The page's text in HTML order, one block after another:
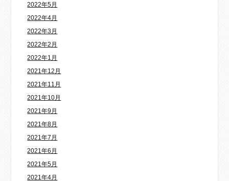
2022年5月
2022年4月
2022年3月
2022年2月
2022年1月
2021年12月
2021年11月
2021年10月
2021年9月
2021年8月
2021年7月
2021年6月
2021年5月
2021年4月